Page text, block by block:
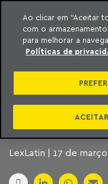
o conteúdo
Machado Meyer
A
ESG E
SETOR
LexLatin | 17 de
Ao clicar em “Aceitar
com o
para melhorar a
Políticas de